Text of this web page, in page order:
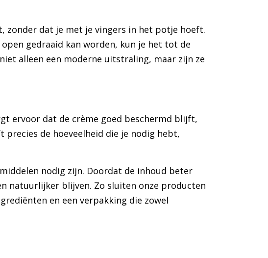
zonder dat je met je vingers in het potje hoeft.
gedraaid kan worden, kun je het tot de
alleen een moderne uitstraling, maar zijn ze
ervoor dat de crème goed beschermd blijft,
de hoeveelheid die je nodig hebt,
nodig zijn. Doordat de inhoud beter
natuurlijker blijven. Zo sluiten onze producten
en een verpakking die zowel